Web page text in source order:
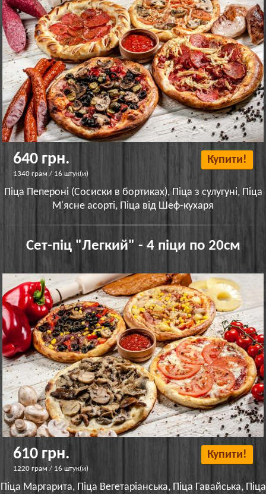
640 грн.
1340 грам / 16 штук(и)
Купити!
Піца Пепероні (Сосиски в бортиках), Піца з сулугуні, Піца
М'ясне асорті, Піца від Шеф-кухаря
Сет-піц "Легкий" - 4 піци по 20см
610 грн.
1220 грам / 16 штук(и)
Купити!
Піца Маргарита, Піца Вегетаріанська, Піца Гавайська, Піца